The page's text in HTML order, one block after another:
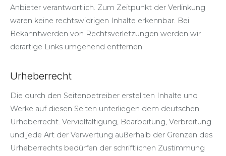
Anbieter verantwortlich. Zum Zeitpunkt der Verlinkung
waren keine rechtswidrigen Inhalte erkennbar. Bei
Bekanntwerden von Rechtsverletzungen werden wir
derartige Links umgehend entfernen.
Urheberrecht
Die durch den Seitenbetreiber erstellten Inhalte und
Werke auf diesen Seiten unterliegen dem deutschen
Urheberrecht. Vervielfältigung, Bearbeitung, Verbreitung
und jede Art der Verwertung außerhalb der Grenzen des
Urheberrechts bedürfen der schriftlichen Zustimmung